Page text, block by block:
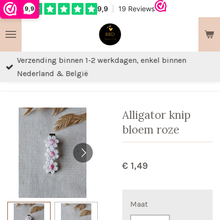
9,9
Ga
naar
de
hoofdinhoud
Verzending binnen 1-2 werkdagen, enkel binnen
Nederland & België
Alligator knip
bloem roze
€ 1,49
Maat